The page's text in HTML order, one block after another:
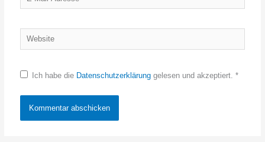
Mail-
Website
Ich habe die Datenschutzerklärunggelesen und akzeptiert. *